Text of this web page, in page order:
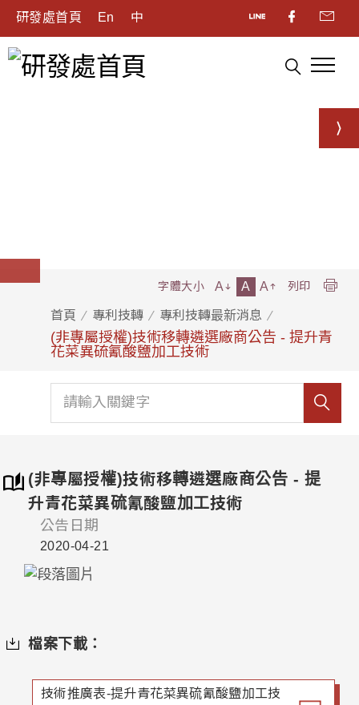
研發處首頁 En 中
首頁 專利技轉 專利技轉最新消息
(非專屬授權)技術移轉遴選廠商公告 - 提升青
花菜異硫氰酸鹽加工技術
字體大小 A A A 列印
(非專屬授權)技術移轉遴選廠商公告 - 提
升青花菜異硫氰酸鹽加工技術
公告日期
2020-04-21
檔案下載：
技術推廣表-提升青花菜異硫氰酸鹽加工技